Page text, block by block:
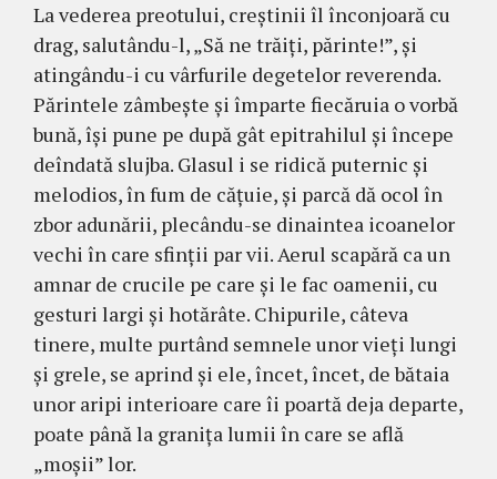
La vederea preotului, creştinii îl înconjoară cu
drag, salutându-l, „Să ne trăiţi, părinte!”, şi
atingându-i cu vârfurile degetelor reverenda.
Părintele zâmbeşte şi împarte fiecăruia o vorbă
bună, îşi pune pe după gât epitrahilul şi începe
deîndată slujba. Glasul i se ridică puternic şi
melodios, în fum de căţuie, şi parcă dă ocol în
zbor adunării, plecându-se dinaintea icoanelor
vechi în care sfinţii par vii. Aerul scapără ca un
amnar de crucile pe care şi le fac oamenii, cu
gesturi largi şi hotărâte. Chipurile, câteva
tinere, multe purtând semnele unor vieţi lungi
şi grele, se aprind şi ele, încet, încet, de bătaia
unor aripi interioare care îi poartă deja departe,
poate până la graniţa lumii în care se află
„moşii” lor.